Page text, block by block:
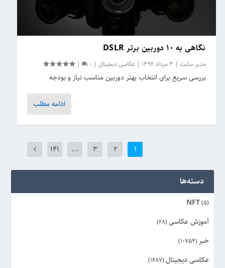
نگاهی به ۱۰ دوربین‌ برتر DSLR
مدیر سایت | 3 مرداد 1396 |عکاسی دیجیتال |
0
|
بررسی سریع برای انتخاب بهتر دوربین مناسب نیاز و بودجه
ادامه مطلب
1
2
3
...
141
دسته‌ها
NFT(5)
آموزش عکاسی (28)
خبر (10754)
عکاسی دیجیتال (1687)